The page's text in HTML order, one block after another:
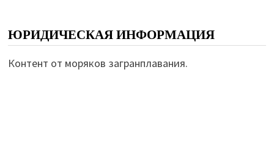
ЮРИДИЧЕСКАЯ ИНФОРМАЦИЯ
Контент от моряков загранплавания.